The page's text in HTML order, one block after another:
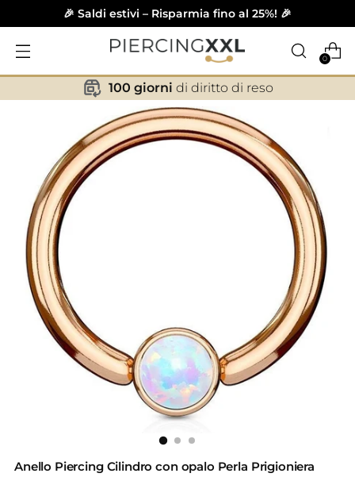
🎉 Saldi estivi – Risparmia fino al 25%! 🎉
0
✕
100 giorni di diritto di reso
Anello Piercing Cilindro con opalo Perla Prigioniera